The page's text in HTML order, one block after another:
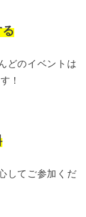
る
どのイベントは
！
してご参加くだ